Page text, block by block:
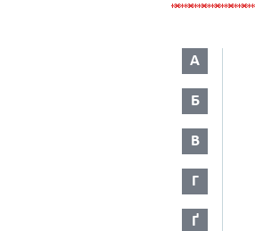
А
Б
В
Г
Ґ